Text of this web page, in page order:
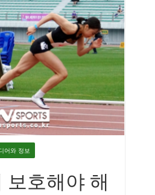
어와 정보
보호해야 해